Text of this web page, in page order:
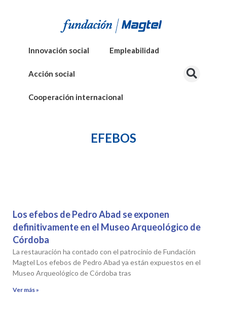
Innovación social Empleabilidad
Acción social
Cooperación internacional
EFEBOS
Los efebos de Pedro Abad se exponen
definitivamente en el Museo Arqueológico de
Córdoba
La restauración ha contado con el patrocinio de Fundación
Magtel Los efebos de Pedro Abad ya están expuestos en el
Museo Arqueológico de Córdoba tras
Ver más »